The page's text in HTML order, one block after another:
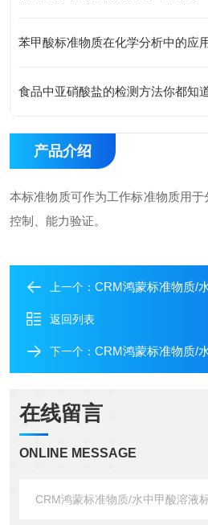
苯甲酸标准物质在化学分析中的应
食品中亚硝酸盐的检测方法你都知
产品介绍
本标准物质可作为工作标准物质用
控制、能力验证。
上一个： CRM鸿蒙标准物质/水中甲
返回列表
下一个： CRM鸿蒙标准物质/水中甲
在线留言
ONLINE MESSAGE